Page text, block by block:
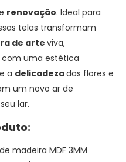
renovação. Ideal para
telas transformam
de arteviva,
uma estética
a delicadezadas flores e
um novo ar de
lar.
madeira MDF 3MM